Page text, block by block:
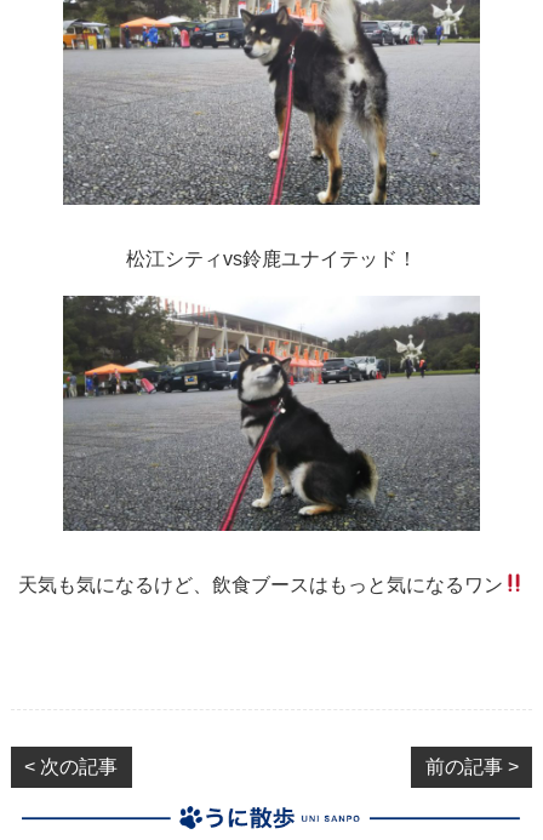
松江シティvs鈴鹿ユナイテッド！
天気も気になるけど、飲食ブースはもっと気になるワン
< 次の記事 前の記事 >